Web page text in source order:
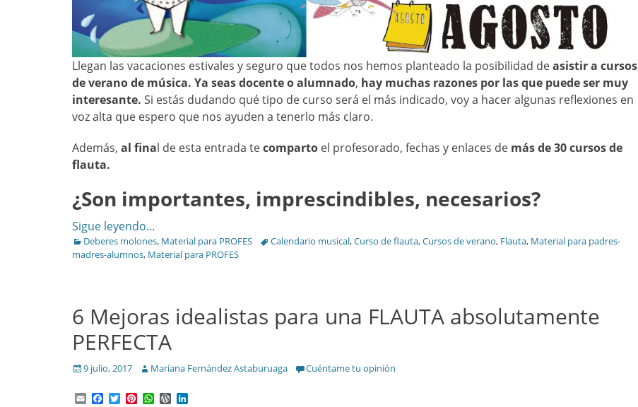
Llegan las vacaciones estivales y seguro que todos nos hemos planteado la posibilidad deasistir a cursos
de verano de música. Ya seas docente o alumnado, hay muchas razones por las que puede ser muy
interesante. Si estás dudando qué tipo de curso será el más indicado, voy a hacer algunas reflexiones en
voz alta que espero que nos ayuden a tenerlo más claro.
Además, al final de esta entrada tecomparto el profesorado, fechas y enlaces de más de 30 cursos de
flauta.
¿Son importantes, imprescindibles, necesarios?
Sigue leyendo…
Categories
Deberes molones, Material para PROFES TagsCalendario musical,Curso de flauta,Cursos de verano, Flauta, Material para padres-
madres-alumnos, Material para PROFES
6 Mejoras idealistas para una FLAUTA absolutamente
PERFECTA
Posted
9 julio, 2017 Author
Mariana Fernández Astaburuaga Cuéntame tu opinión
EmailFacebook
TwitterPinterest
WhatsApp
WordPress